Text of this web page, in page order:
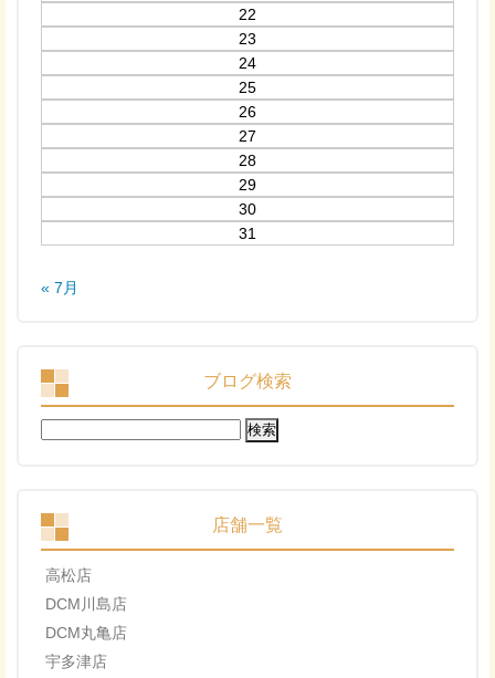
22
23
24
25
26
27
28
29
30
31
« 7月
ブログ検索
検
索:
店舗一覧
高松店
DCM川島店
DCM丸亀店
宇多津店